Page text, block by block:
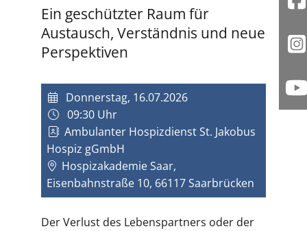
Ein geschützter Raum für
Austausch, Verständnis und neue
Perspektiven
Donnerstag, 16.07.2026
09:30 Uhr
Ambulanter Hospizdienst St. Jakobus
Hospiz gGmbH
Hospizakademie Saar,
Eisenbahnstraße 10, 66117 Saarbrücken
Der Verlust des Lebenspartners oder der